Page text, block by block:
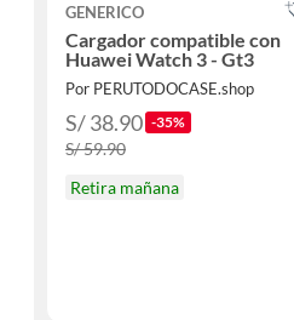
GENERICO
Cargador compatible con
Huawei Watch 3 - Gt3
Por PERUTODOCASE.shop
S/ 38.90 -35%
S/ 59.90
Retira mañana